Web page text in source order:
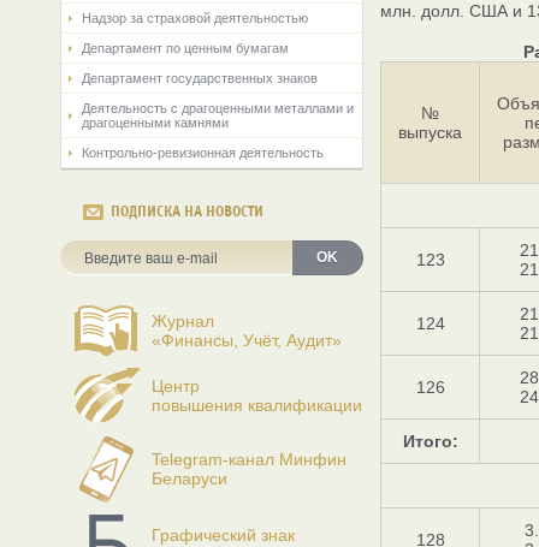
Надзор за страховой деятельностью
Департамент по ценным бумагам
Департамент государственных знаков
Деятельность с драгоценными металлами и
драгоценными камнями
Контрольно-ревизионная деятельность
ПОДПИСКА НА НОВОСТИ
OK
Журнал
«Финансы, Учёт, Аудит»
Центр
повышения квалификации
Telegram-канал Минфин
Беларуси
Графический знак
млн. долл. США и
№
выпуска
123
124
126
Итого:
128